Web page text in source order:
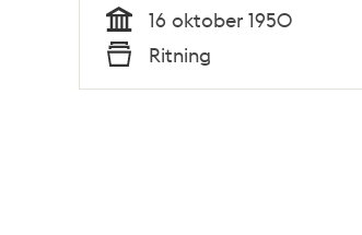
Tid
16 oktober 1950
Typ
Ritning